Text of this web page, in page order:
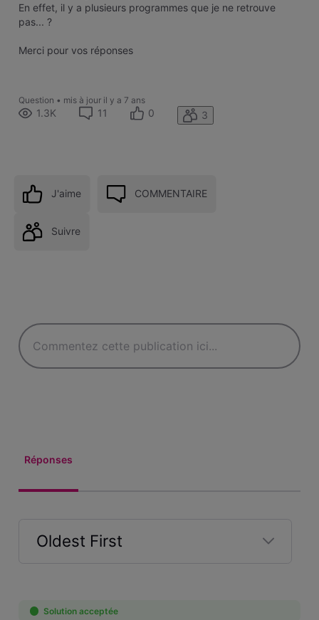
En effet, il y a plusieurs programmes que je ne retrouve
pas... ?
Merci pour vos réponses
Question • mis à jour il y a 7 ans
1.3K 11 0 3
J'aime COMMENTAIRE
Suivre
Réponses
Oldest First
First
Solution acceptée